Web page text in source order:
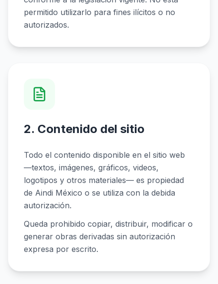
permitido utilizarlo para fines ilícitos o no
autorizados.
2. Contenido del sitio
Todo el contenido disponible en el sitio web
—textos, imágenes, gráficos, videos,
logotipos y otros materiales— es propiedad
de Aindi México o se utiliza con la debida
autorización.
Queda prohibido copiar, distribuir, modificar o
generar obras derivadas sin autorización
expresa por escrito.